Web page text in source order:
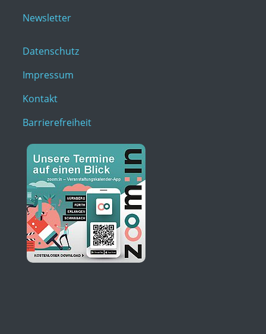
Newsletter
Datenschutz
Impressum
Kontakt
Barrierefreiheit